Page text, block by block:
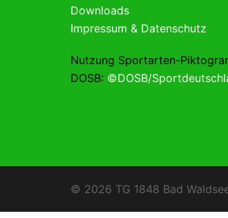
Downloads
Impressum & Datenschutz
Nutzung Sportarten-
DOSB: ©DOSB/
© 2026 TG 1848 Bad